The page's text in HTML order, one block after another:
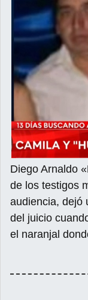
Diego Arnaldo
de los testigos
audiencia, dejó
del juicio
el naranjal